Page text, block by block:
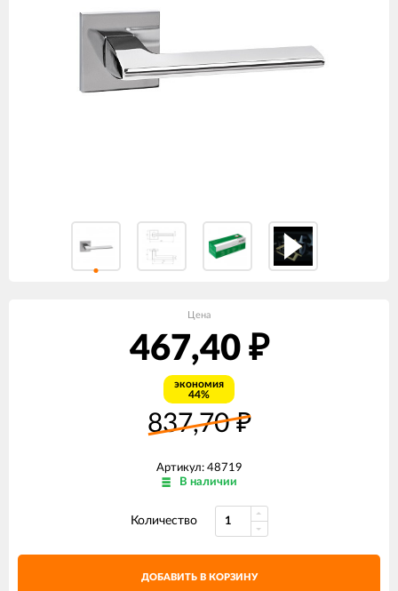
Цена
467,40 ₽
экономия
44%
837,70₽
Артикул: 48719
В наличии
Количество
ДОБАВИТЬ В КОРЗИНУ